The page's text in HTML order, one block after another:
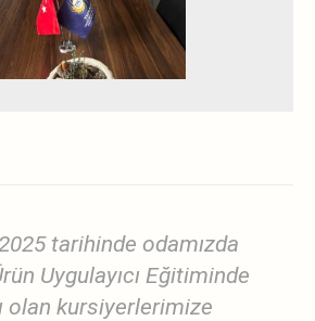
tarihinde odamızda
Uygulayıcı Eğitiminde
olan kursiyerlerimize